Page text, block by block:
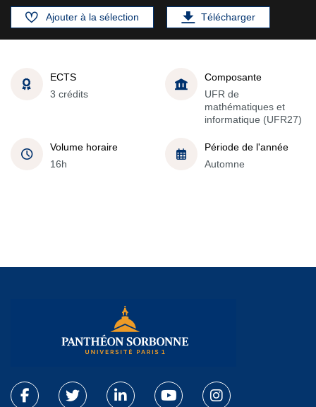
Ajouter à la sélection Télécharger
ECTS
3 crédits
Composante
UFR de
mathématiques et
informatique (UFR27)
Volume horaire
16h
Période de l'année
Automne